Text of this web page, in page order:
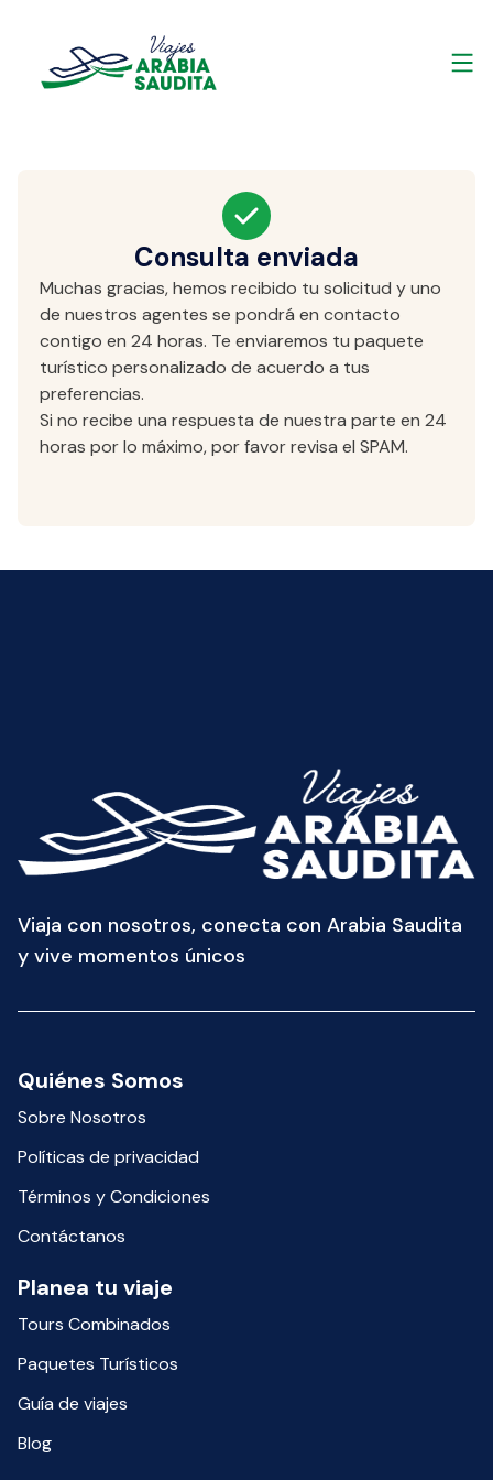
Consulta enviada
Muchas gracias, hemos recibido tu solicitud y uno
de nuestros agentes se pondrá en contacto
contigo en 24 horas. Te enviaremos tu paquete
turístico personalizado de acuerdo a tus
preferencias.
Si no recibe una respuesta de nuestra parte en 24
horas por lo máximo, por favor revisa el SPAM.
Viaja con nosotros, conecta con Arabia Saudita
y vive momentos únicos
Quiénes Somos
Sobre Nosotros
Políticas de privacidad
Términos y Condiciones
Contáctanos
Planea tu viaje
Tours Combinados
Paquetes Turísticos
Guía de viajes
Blog